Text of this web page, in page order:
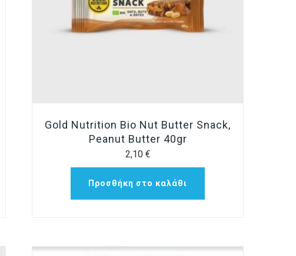
Gold Nutrition Bio Nut Butter Snack,
Peanut Butter 40gr
2,10 €
Προσθήκη στο καλάθι